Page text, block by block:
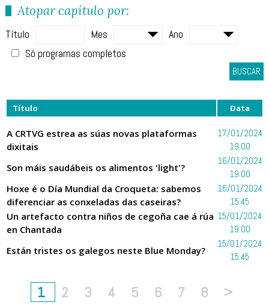
Atopar capítulo por:
Título Mes
Ano
Só programas completos
BUSCAR
Título Data
A CRTVG estrea as súas novas plataformas
dixitais
17/01/2024
19:00
Son máis saudábeis os alimentos 'light'?
16/01/2024
19:00
Hoxe é o Día Mundial da Croqueta: sabemos
diferenciar as conxeladas das caseiras?
16/01/2024
15:45
Un artefacto contra niños de cegoña cae á rúa
en Chantada
15/01/2024
19:00
Están tristes os galegos neste Blue Monday?
15/01/2024
15:45
1 2 3 4 5 6 7 8 >